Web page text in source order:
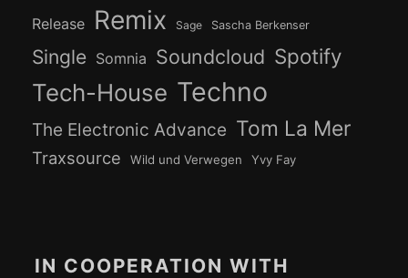
Release Remix Sage Sascha Berkenser
Single Somnia Soundcloud Spotify
Tech-House Techno
The Electronic Advance Tom La Mer
Traxsource Wild und Verwegen Yvy Fay
IN COOPERATION WITH